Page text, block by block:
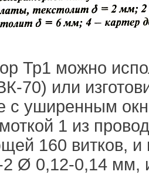
Тр1 можно
70) или
с уширенным
1 из
160 витков, и
Ø 0,12-0,14 мм,